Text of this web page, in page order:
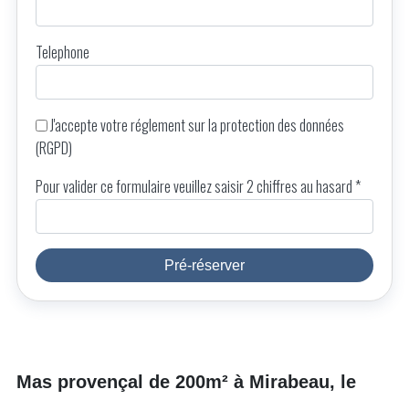
Mas provençal de 200m² à Mirabeau, le
Telephone
J'accepte votreréglement sur la protection des données
(RGPD)
Pour valider ce formulaire veuillez saisir 2 chiffres au hasard *
Pré-réserver